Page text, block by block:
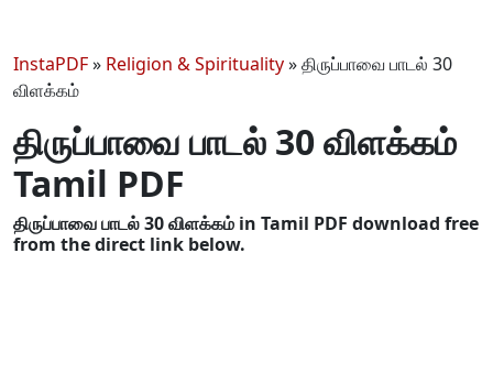
InstaPDF» Religion & Spirituality»திருப்பாவை பாடல் 30
விளக்கம்
திருப்பாவை பாடல் 30 விளக்கம்
Tamil PDF
திருப்பாவை பாடல் 30 விளக்கம் in Tamil PDF download free
from the direct link below.